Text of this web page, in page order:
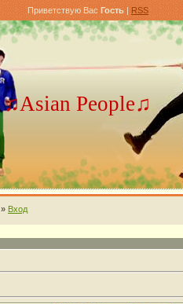
Приветствую Вас Гость | RSS
♫Asian People♫
» Вход